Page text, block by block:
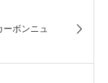
ボンニュ